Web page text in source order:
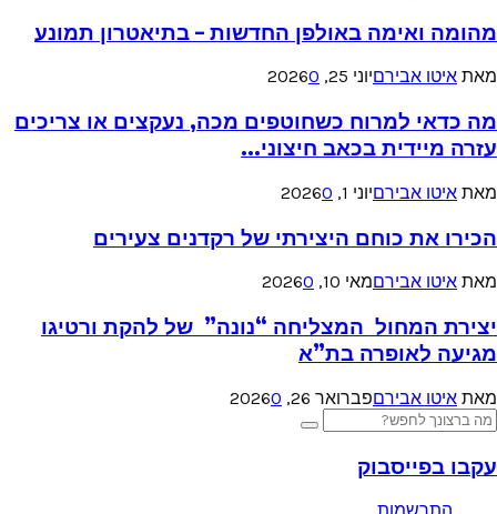
מהומה ואימה באולפן החדשות – בתיאטרון תמונע
מאת איטו אבירםיוני 25, 2026 0
מה כדאי למרוח כשחוטפים מכה, נעקצים או צריכים
עזרה מיידית בכאב חיצוני...
מאת איטו אבירםיוני 1, 2026 0
הכירו את כוחם היצירתי של רקדנים צעירים
מאת איטו אבירםמאי 10, 2026 0
יצירת המחול המצליחה “נונה” של להקת ורטיגו
מגיעה לאופרה בת”א
מאת איטו אבירםפברואר 26, 2026
0
Search
for:
Search
עקבו בפייסבוק